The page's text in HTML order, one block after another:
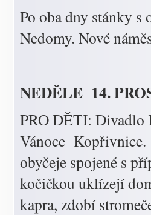
Po oba dny stánky s
Nedomy. Nové
NEDĚLE 14.
PRO DĚTI: Divadlo
Vánoce Kopřivnice.
obyčeje spojené s
kočičkou uklízejí
kapra, zdobí